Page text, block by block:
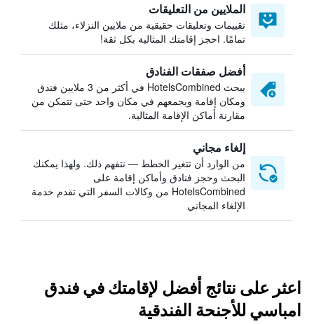
الملايين من التعليقات
تقييمات وتعليقات حقيقية من ملايين النزلاء، مثلك
تمامًا. احجز إقامتك المثالية بكل ثقة!
أفضل صفقات الفنادق
يبحث HotelsCombined في أكثر من 3 ملايين فندق
ومكان إقامة ويجمعهم في مكان واحد حتى تتمكن من
مقارنة أماكن الإقامة المثالية.
إلغاء مجاني
من الوارد أن تتغير الخطط — نتفهم ذلك. ولهذا يمكنك
البحث وحجز فنادق وأماكن إقامة على
HotelsCombined من وكالات السفر التي تقدم خدمة
الإلغاء المجاني
اعثر على نتائج أفضل لإقامتك في فندق
امباسي للأجنحة الفندقية